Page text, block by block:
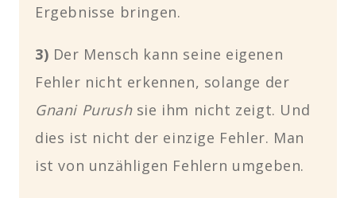
Ergebnisse bringen.
3) Der Mensch kann seine eigenen
Fehler nicht erkennen, solange der
Gnani Purushsie ihm nicht zeigt. Und
dies ist nicht der einzige Fehler. Man
ist von unzähligen Fehlern umgeben.